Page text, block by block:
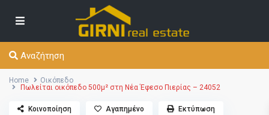
Αναζήτηση
Home
Οικόπεδο
Πωλείται οικόπεδο 500μ² στη Νέα Έφεσο Πιερίας – 24052
Κοινοποίηση Αγαπημένο Εκτύπωση